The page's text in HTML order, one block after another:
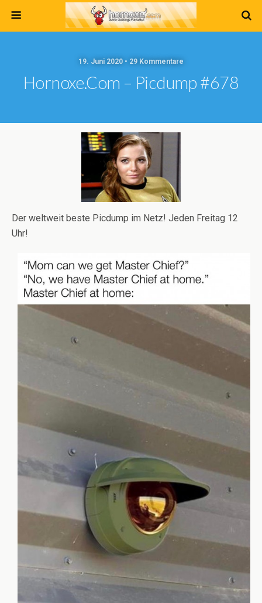
19. Juni 2020 • 29 Kommentare
Hornoxe.com – Picdump #678
Der weltweit beste Picdump im Netz! Jeden Freitag 12
Uhr!